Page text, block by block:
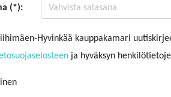
(*):
Hyvinkää kauppakamari
ja hyväksyn